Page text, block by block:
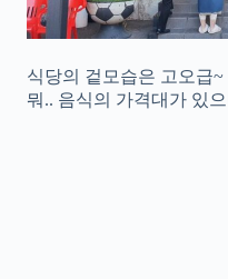
식당의 겉모습은 고오급
뭐.. 음식의 가격대가 있